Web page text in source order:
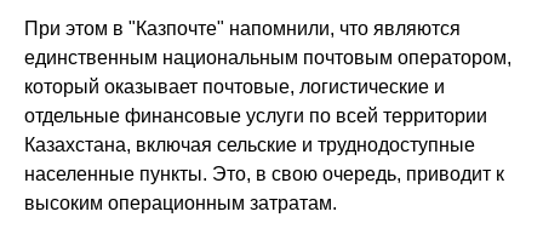
При этом в "Казпочте" напомнили, что являются
единственным национальным почтовым оператором,
который оказывает почтовые, логистические и
отдельные финансовые услуги по всей территории
Казахстана, включая сельские и труднодоступные
населенные пункты. Это, в свою очередь, приводит к
высоким операционным затратам.